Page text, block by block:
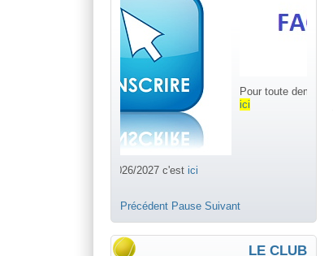
Pour toute demande de facture, c'est
Précédent Pause Suivant
LE CLUB